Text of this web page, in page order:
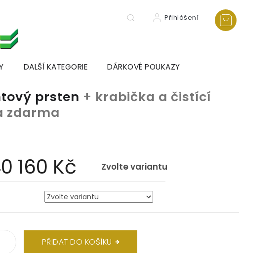
Přihlášení
DALŠÍ KATEGORIE DÁRKOVÉ POUKAZY
prsten + krabička a čistící
zdarma
160 Kč Zvolte variantu
PŘIDAT DO KOŠÍKU